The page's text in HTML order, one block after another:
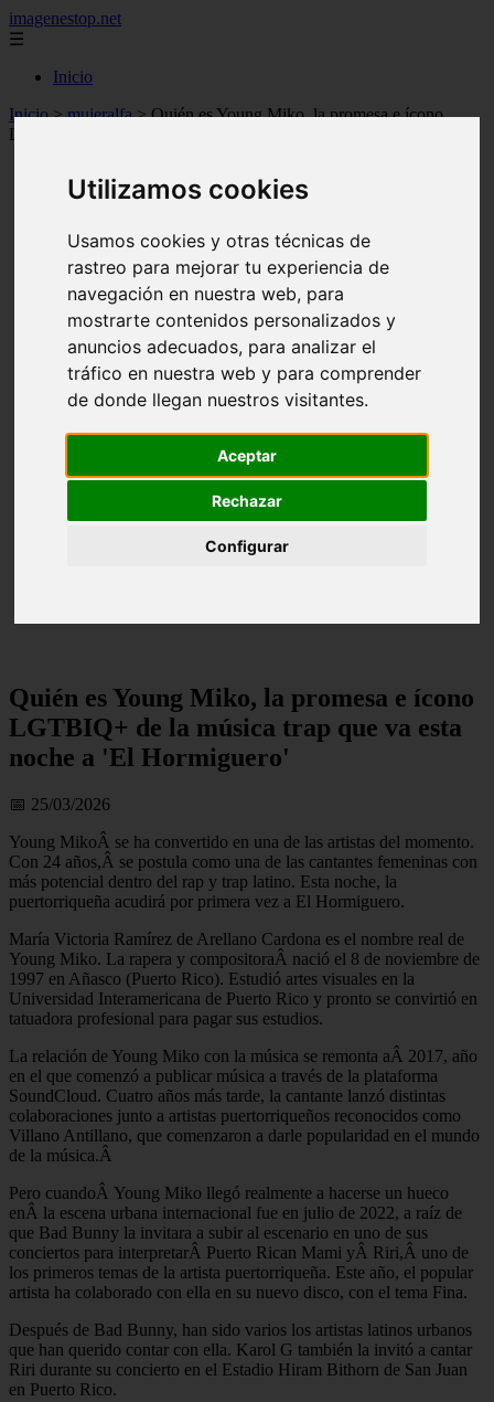
Utilizamos cookies
Usamos cookies y otras técnicas de
rastreo para mejorar tu experiencia de
navegación en nuestra web, para
mostrarte contenidos personalizados y
anuncios adecuados, para analizar el
tráfico en nuestra web y para comprender
de donde llegan nuestros visitantes.
Aceptar
Rechazar
Configurar
imagenestop.net
☰
Inicio
Inicio > mujeralfa >Quién es Young Miko, la promesa e ícono
LGTBIQ+ de la música trap que va esta noche a 'El Hormiguero'
Quién es Young Miko, la promesa e ícono
LGTBIQ+ de la música trap que va esta
noche a 'El Hormiguero'
📅 25/03/2026
Young MikoÂ se ha convertido en una de las artistas del momento.
Con 24 años,Â se postula como una de las cantantes femeninas con
más potencial dentro del rap y trap latino. Esta noche, la
puertorriqueña acudirá por primera vez a El Hormiguero.
María Victoria Ramírez de Arellano Cardona es el nombre real de
Young Miko. La rapera y compositoraÂ nació el 8 de noviembre de
1997 en Añasco (Puerto Rico). Estudió artes visuales en la
Universidad Interamericana de Puerto Rico y pronto se convirtió en
tatuadora profesional para pagar sus estudios.
La relación de Young Miko con la música se remonta aÂ 2017, año
en el que comenzó a publicar música a través de la plataforma
SoundCloud. Cuatro años más tarde, la cantante lanzó distintas
colaboraciones junto a artistas puertorriqueños reconocidos como
Villano Antillano, que comenzaron a darle popularidad en el mundo
de la música.Â
Pero cuandoÂ Young Miko llegó realmente a hacerse un hueco
enÂ la escena urbana internacional fue en julio de 2022, a raíz de
que Bad Bunny la invitara a subir al escenario en uno de sus
conciertos para interpretarÂ Puerto Rican Mami yÂ Riri,Â uno de
los primeros temas de la artista puertorriqueña. Este año, el popular
artista ha colaborado con ella en su nuevo disco, con el tema Fina.
Después de Bad Bunny, han sido varios los artistas latinos urbanos
que han querido contar con ella. Karol G también la invitó a cantar
Riri durante su concierto en el Estadio Hiram Bithorn de San Juan
en Puerto Rico.